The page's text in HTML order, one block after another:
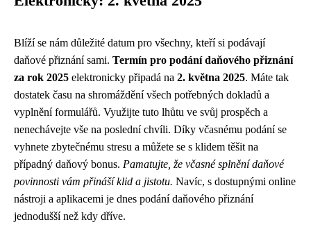
Blíží se nám důležité datum pro všechny, kteří si podávají
daňové přiznání sami. Termín pro podání daňového přiznání
za rok 2025 elektronicky připadá na 2. května 2025. Máte tak
dostatek času na shromáždění všech potřebných dokladů a
vyplnění formulářů. Využijte tuto lhůtu ve svůj prospěch a
nenechávejte vše na poslední chvíli. Díky včasnému podání se
vyhnete zbytečnému stresu a můžete se s klidem těšit na
případný daňový bonus. Pamatujte, že včasné splnění daňové
povinnosti vám přináší klid a jistotu. Navíc, s dostupnými online
nástroji a aplikacemi je dnes podání daňového přiznání
jednodušší než kdy dříve.